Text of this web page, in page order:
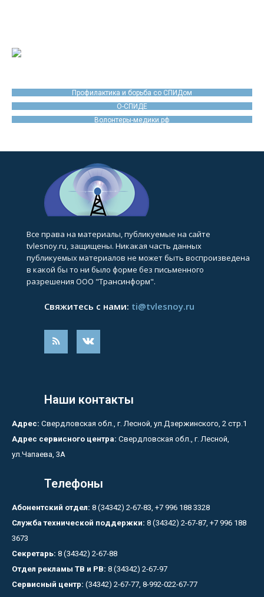
Профилактика и борьба со СПИДом
О-СПИДЕ
Волонтеры-медики.рф
Все права на материалы, публикуемые на сайте
tvlesnoy.ru, защищены. Никакая часть данных
публикуемых материалов не может быть воспроизведена
в какой бы то ни было форме без письменного
разрешения ООО "Трансинформ".
Свяжитесь с нами: ti@tvlesnoy.ru
Наши контакты
Адрес: Свердловская обл., г. Лесной, ул.Дзержинского, 2 стр.1
Адрес сервисного центра: Свердловская обл., г. Лесной,
ул.Чапаева, 3А
Телефоны
Абонентский отдел: 8 (34342) 2-67-83, +7 996 188 3328
Служба технической поддержки: 8 (34342) 2-67-87, +7 996 188
3673
Секретарь: 8 (34342) 2-67-88
Отдел рекламы ТВ и РВ: 8 (34342) 2-67-97
Сервисный центр: (34342) 2-67-77, 8-992-022-67-77